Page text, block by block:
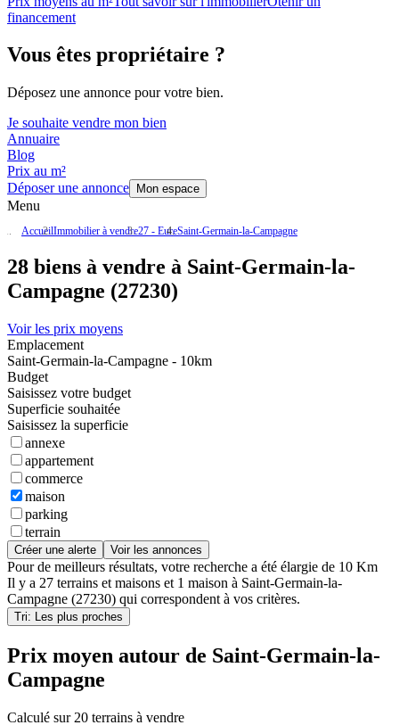
financement
Vous êtes propriétaire ?
Déposez une annonce pour votre bien.
Je souhaite vendre mon bien
Annuaire
Blog
Prix au m²
Déposer une annonce
Mon espace
Menu
AccueilImmobilier à vendre27 - EureSaint-Germain-la-Campagne
28 biens à vendre à Saint-Germain-la-
Campagne (27230)
Voir les prix moyens
Emplacement
Saint-Germain-la-Campagne - 10km
Budget
Saisissez votre budget
Superficie souhaitée
Saisissez la superficie
annexe
appartement
commerce
maison
parking
terrain
Créer une alerte Voir les annonces
Pour de meilleurs résultats, votre recherche a été élargie de 10 Km
Il y a 27 terrains et maisons et 1 maison à Saint-Germain-la-
Campagne (27230) qui correspondent à vos critères.
Tri: Les plus proches
Prix moyen autour de Saint-Germain-la-
Campagne
Calculé sur 20 terrains à vendre